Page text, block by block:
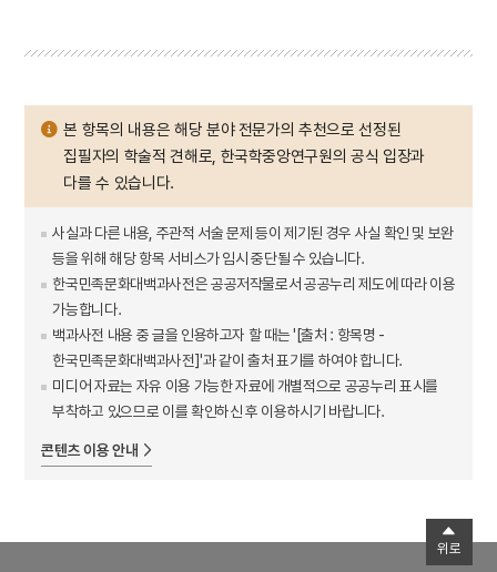
본 항목의 내용은 해당 분야 전문가의 추천으로 선정된
집필자의 학술적 견해로, 한국학중앙연구원의 공식 입장과
다를 수 있습니다.
사실과 다른 내용, 주관적 서술 문제 등이 제기된 경우 사실 확인 및 보완
등을 위해 해당 항목 서비스가 임시 중단될 수 있습니다.
한국민족문화대백과사전은 공공저작물로서 공공누리 제도에 따라 이용
가능합니다.
백과사전 내용 중 글을 인용하고자 할 때는 '[출처 : 항목명 -
한국민족문화대백과사전]'과 같이 출처 표기를 하여야 합니다.
미디어 자료는 자유 이용 가능한 자료에 개별적으로 공공누리 표시를
부착하고 있으므로 이를 확인하신 후 이용하시기 바랍니다.
콘텐츠 이용 안내
위로